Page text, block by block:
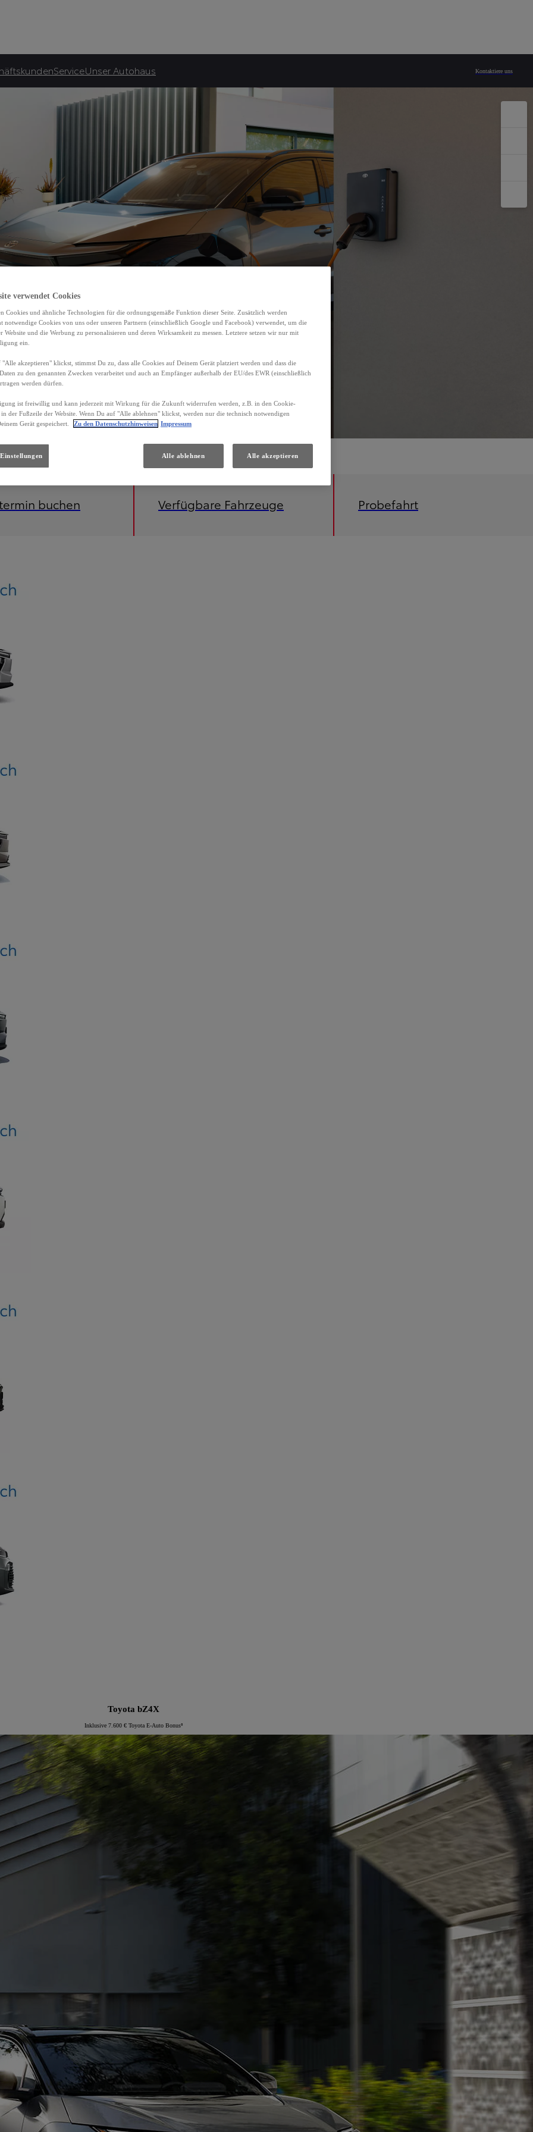
ServiceUnser Autohaus Kontaktiere uns
buchen Verfügbare Fahrzeuge Probefahrt
Toyota bZ4X
Inklusive 7.600 € Toyota E-Auto Bonus⁸
verwendet Cookies
Cookies und ähnliche Technologien für die ordnungsgemäße Funktion dieser Seite. Zusätzlich werden
notwendige Cookies von uns oder unseren Partnern (einschließlich Google und Facebook) verwendet, um die
Website und die Werbung zu personalisieren und deren Wirksamkeit zu messen. Letztere setzen wir nur mit
ein.
akzeptieren" klickst, stimmst Du zu, dass alle Cookies auf Deinem Gerät platziert werden und dass die
zu den genannten Zwecken verarbeitet und auch an Empfänger außerhalb der EU/des EWR (einschließlich
werden dürfen.
ist freiwillig und kann jederzeit mit Wirkung für die Zukunft widerrufen werden, z.B. in den Cookie-
der Fußzeile der Website. Wenn Du auf "Alle ablehnen" klickst, werden nur die technisch notwendigen
Gerät gespeichert.
Zu den Datenschutzhinweisen Impressum
Alle ablehnen Alle akzeptieren